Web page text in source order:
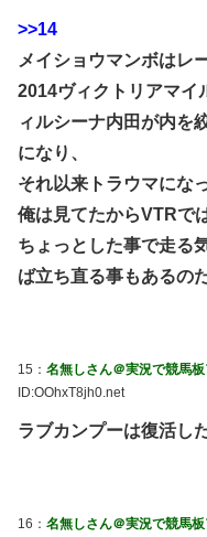
>>14
メイショウマンボはレ
2014ヴィクトリアマイ
ィルシーナ内田が内を
になり、
それ以来トラウマにな
俺は見てたからVTRで
ちょっとした事で走る
ば立ち直る事もあるの
15： 名無しさん＠実況で競馬板
ID:OOhxT8jh0.net
ラブカンプーは復活し
16： 名無しさん＠実況で競馬板